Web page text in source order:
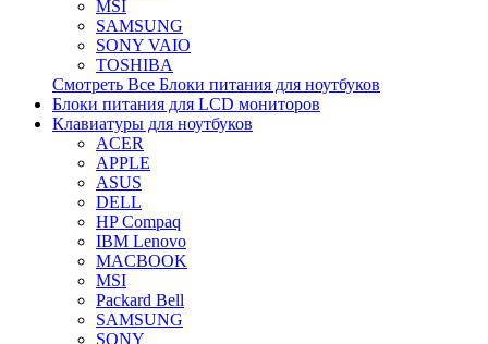
MSI
SAMSUNG
SONY VAIO
TOSHIBA
Смотреть Все Блоки питания для ноутбуков
Блоки питания для LCD мониторов
Клавиатуры для ноутбуков
ACER
APPLE
ASUS
DELL
HP Compaq
IBM Lenovo
MACBOOK
MSI
Packard Bell
SAMSUNG
SONY